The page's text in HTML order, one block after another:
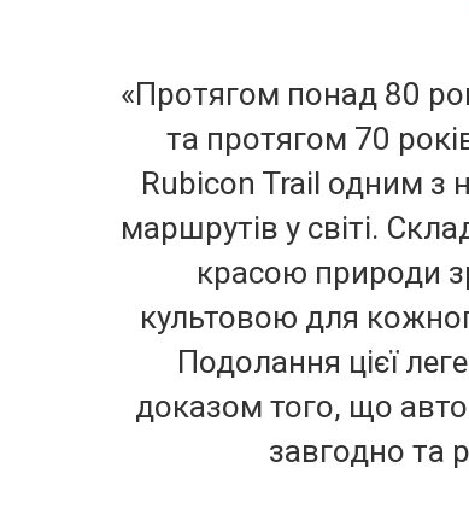
«Протягом понад 80
та протягом 70
Rubicon Trail одним з
маршрутів у світі.
красою природи
культовою для
Подолання цієї
доказом того, що
завгодно та